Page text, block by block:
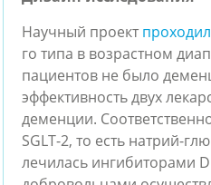
Научный проект проходил
го типа в возрастном
пациентов не было
эффективность двух
деменции.
SGLT-2, то есть натрий-
лечилась ингибиторами